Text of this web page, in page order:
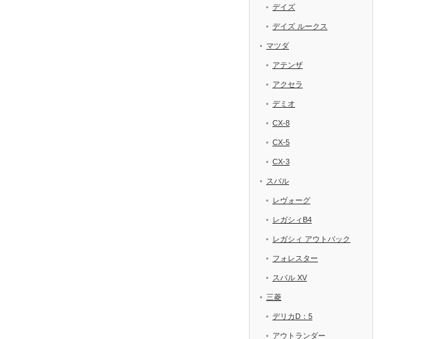
デイズ
デイズ ルークス
マツダ
アテンザ
アクセラ
デミオ
CX-8
CX-5
CX-3
スバル
レヴォーグ
レガシィB4
レガシィ アウトバック
フォレスター
スバル XV
三菱
デリカD：5
アウトランダー